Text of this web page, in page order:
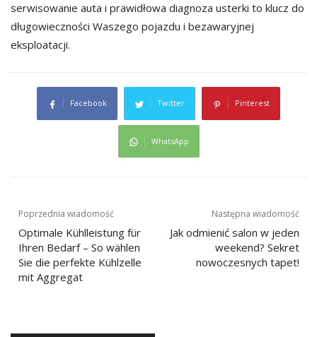
serwisowanie auta i prawidłowa diagnoza usterki to klucz do
długowieczności Waszego pojazdu i bezawaryjnej
eksploatacji.
Facebook Twitter Pinterest
WhatsApp
Nawigacja
wpisu
Poprzednia wiadomość
Optimale Kühlleistung für
Ihren Bedarf – So wählen
Sie die perfekte Kühlzelle
mit Aggregat
Następna wiadomość
Jak odmienić salon w jeden
weekend? Sekret
nowoczesnych tapet!